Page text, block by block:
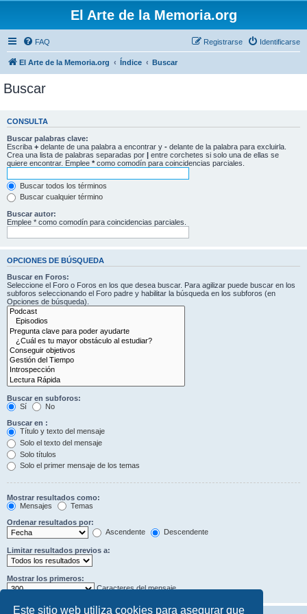
Este sitio web utiliza cookies para asegurar que
El Arte de la Memoria.org
FAQ Identificarse
Registrarse
El Arte de la Memoria.org Índice Buscar
Buscar
CONSULTA
Buscar palabras clave:
Escriba + delante de una palabra a encontrar y - delante de la palabra para excluirla.
Crea una lista de palabras separadas por | entre corchetes si solo una de ellas se
quiere encontrar. Emplee * como comodín para coincidencias parciales.
Buscar todos los términos
Buscar cualquier término
Buscar autor:
Emplee * como comodín para coincidencias parciales.
OPCIONES DE BÚSQUEDA
Buscar en Foros:
Seleccione el Foro o Foros en los que desea buscar. Para agilizar puede buscar en los
subforos seleccionando el Foro padre y habilitar la búsqueda en los subforos (en
Opciones de búsqueda).
Buscar en subforos:
Sí
No
Buscar en :
Título y texto del mensaje
Solo el texto del mensaje
Solo títulos
Solo el primer mensaje de los temas
Mostrar resultados como:
Mensajes
Temas
Ordenar resultados por:
Ascendente
Descendente
Limitar resultados previos a:
Mostrar los primeros:
Caracteres del mensaje